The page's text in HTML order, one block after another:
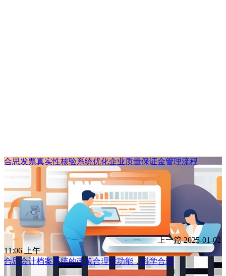
合思发票真实性核验系统优化企业质量保证金管理流程
上一篇 2025-01-02
11:06 上午
合思会计档案系统的政策合理性功能，科学合理